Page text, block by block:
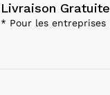
Livraison Gratuite
* Pour les entreprises